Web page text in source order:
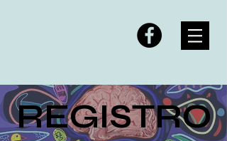
REGISTRO